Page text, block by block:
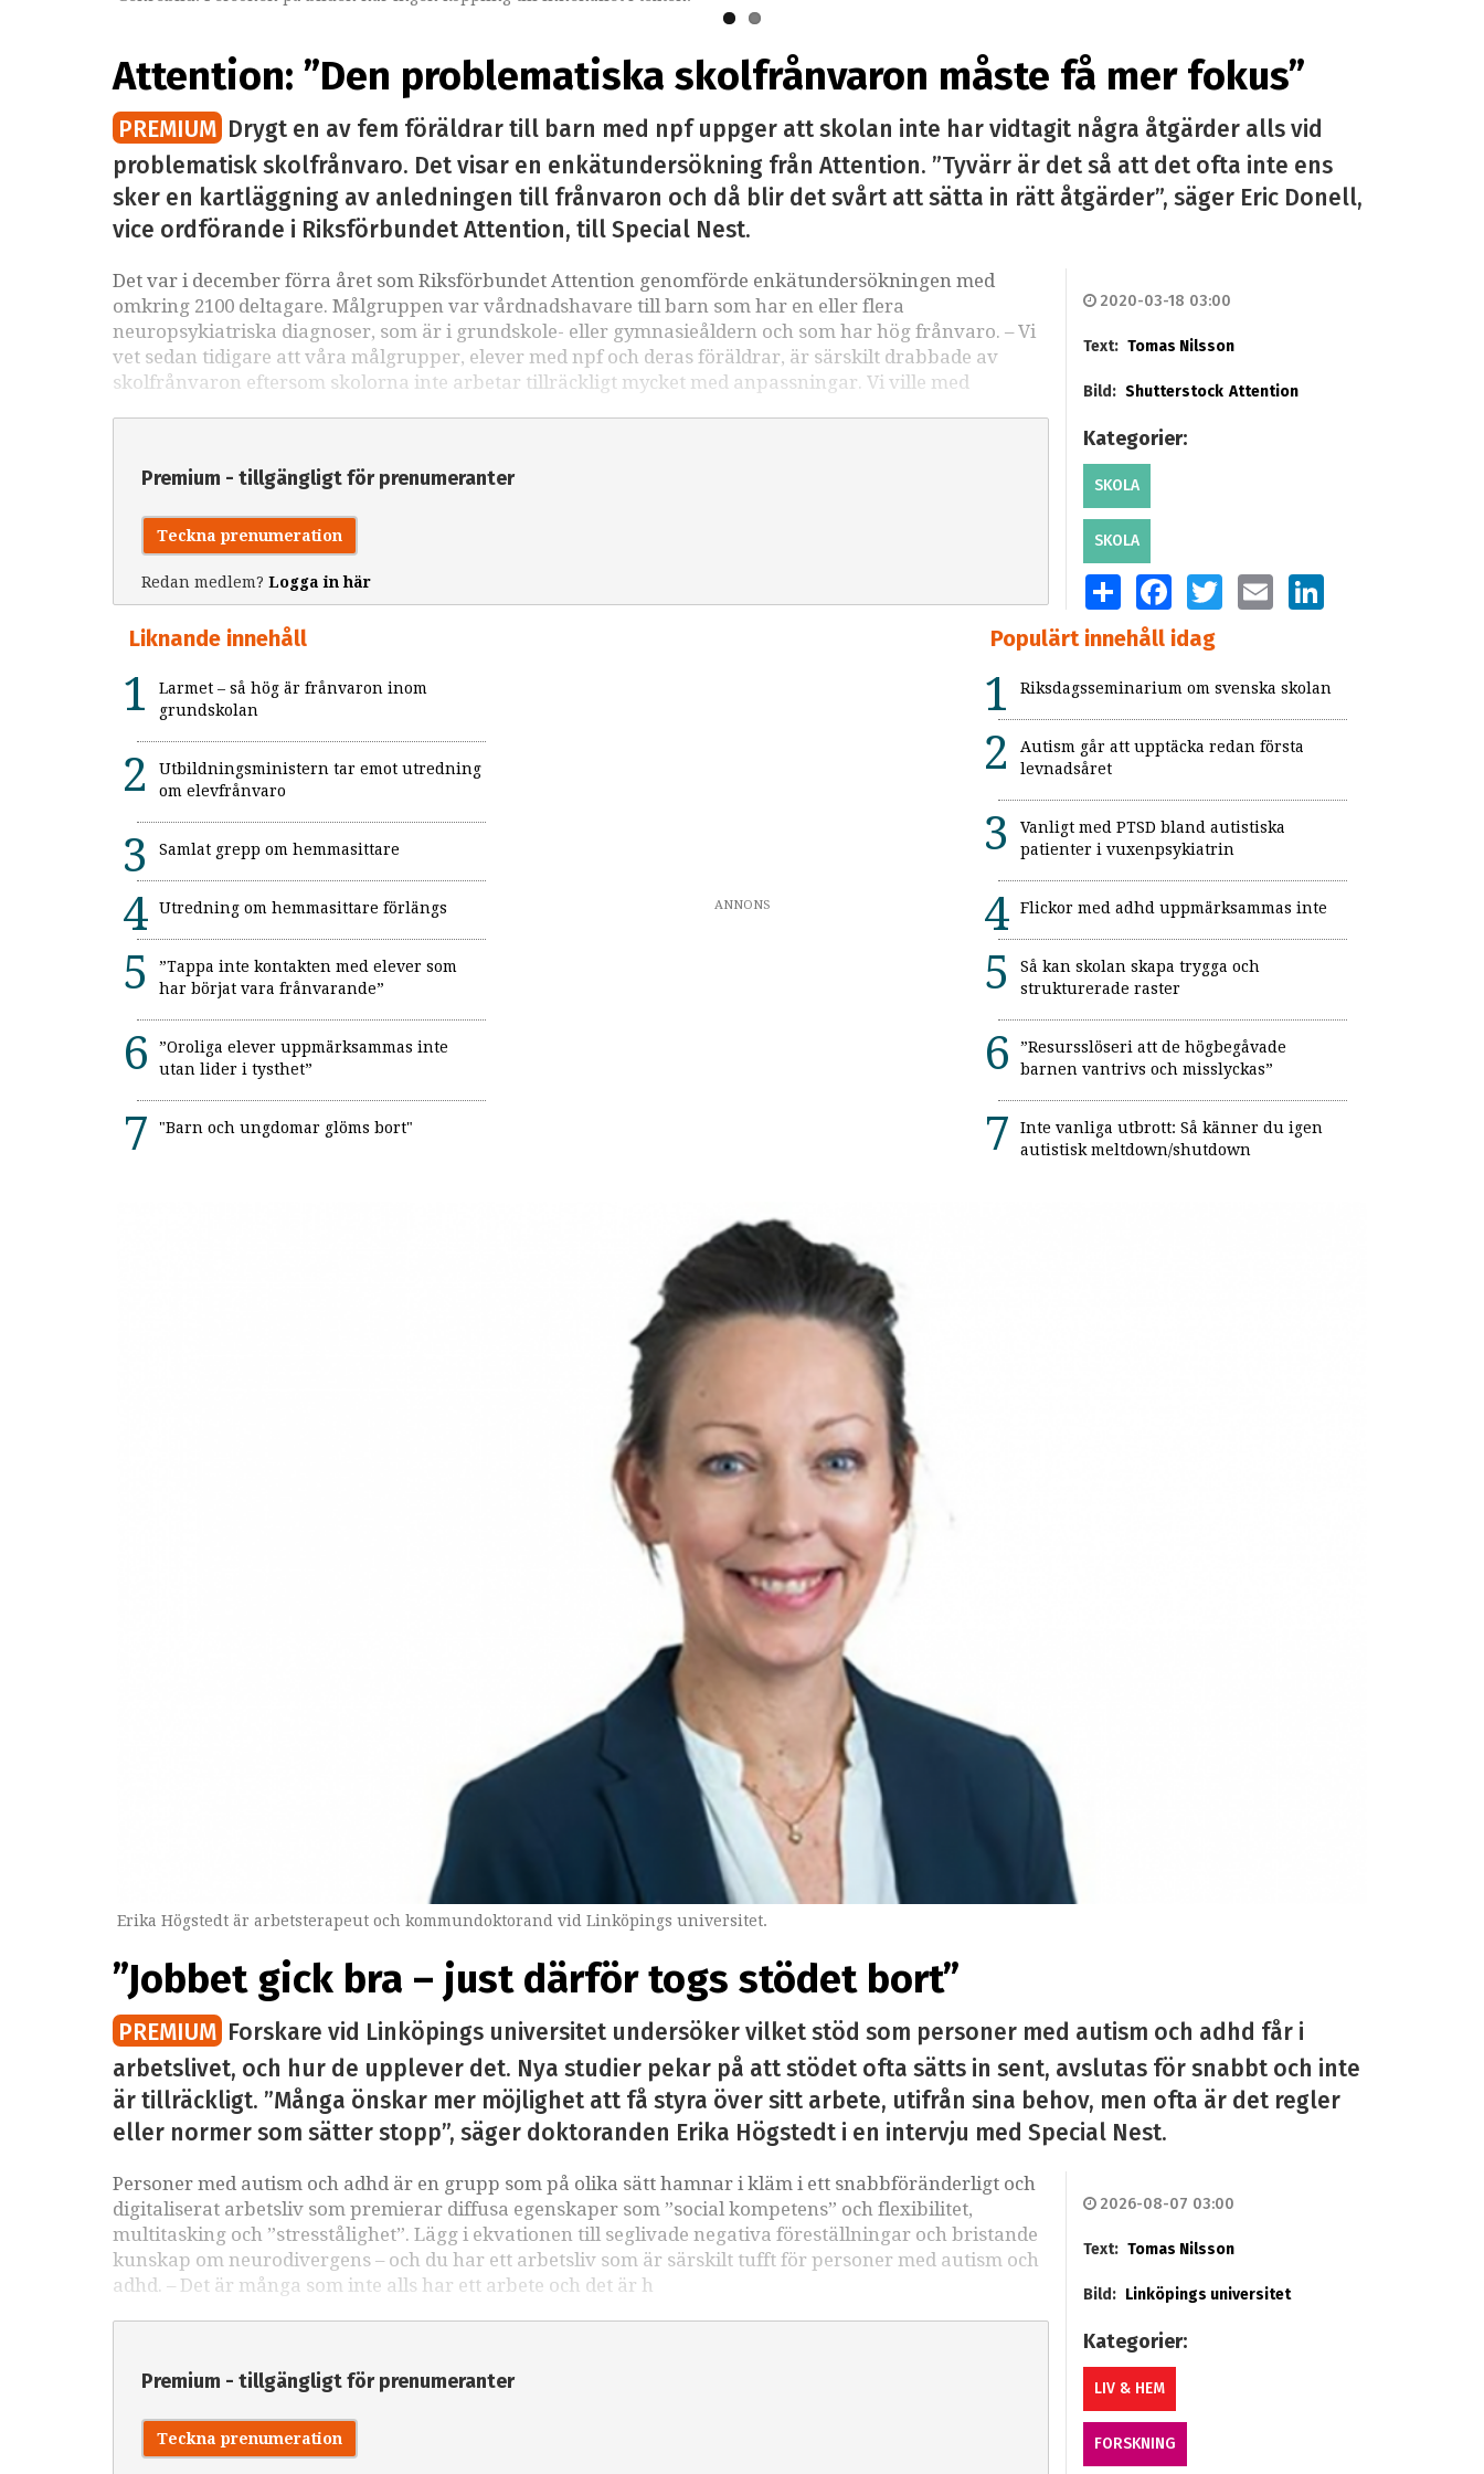
Attention: ”Den problematiska skolfrånvaron måste få mer fokus”
PREMIUM Drygt en av fem föräldrar till barn med npf uppger att skolan inte har vidtagit några åtgärder alls vid
problematisk skolfrånvaro. Det visar en enkätundersökning från Attention. ”Tyvärr är det så att det ofta inte ens
sker en kartläggning av anledningen till frånvaron och då blir det svårt att sätta in rätt åtgärder”, säger Eric Donell,
vice ordförande i Riksförbundet Attention, till Special Nest.
Det var i december förra året som Riksförbundet Attention genomförde enkätundersökningen med
omkring 2100 deltagare. Målgruppen var vårdnadshavare till barn som har en eller flera
neuropsykiatriska diagnoser, som är i grundskole- eller gymnasieåldern och som har hög frånvaro. – Vi
vet sedan tidigare att våra målgrupper, elever med npf och deras föräldrar, är särskilt drabbade av
skolfrånvaron eftersom skolorna inte arbetar tillräckligt mycket med anpassningar. Vi ville med
Premium - tillgängligt för prenumeranter
Teckna prenumeration
Redan medlem? Logga in här
2020-03-18 03:00
Text: Tomas Nilsson
Bild: Shutterstock Attention
Kategorier:
SKOLA
SKOLA
SHARE FACEBOOKTWITTEREMAIL LINKEDIN
Liknande innehåll
Larmet – så hög är frånvaron inom
grundskolan
Utbildningsministern tar emot utredning
om elevfrånvaro
Samlat grepp om hemmasittare
Utredning om hemmasittare förlängs
”Tappa inte kontakten med elever som
har börjat vara frånvarande”
”Oroliga elever uppmärksammas inte
utan lider i tysthet”
"Barn och ungdomar glöms bort"
ANNONS
Populärt innehåll idag
Riksdagsseminarium om svenska skolan
Autism går att upptäcka redan första
levnadsåret
Vanligt med PTSD bland autistiska
patienter i vuxenpsykiatrin
Flickor med adhd uppmärksammas inte
Så kan skolan skapa trygga och
strukturerade raster
”Resursslöseri att de högbegåvade
barnen vantrivs och misslyckas”
Inte vanliga utbrott: Så känner du igen
autistisk meltdown/shutdown
Erika Högstedt är arbetsterapeut och kommundoktorand vid Linköpings universitet.
”Jobbet gick bra – just därför togs stödet bort”
PREMIUM Forskare vid Linköpings universitet undersöker vilket stöd som personer med autism och adhd får i
arbetslivet, och hur de upplever det. Nya studier pekar på att stödet ofta sätts in sent, avslutas för snabbt och inte
är tillräckligt. ”Många önskar mer möjlighet att få styra över sitt arbete, utifrån sina behov, men ofta är det regler
eller normer som sätter stopp”, säger doktoranden Erika Högstedt i en intervju med Special Nest.
Personer med autism och adhd är en grupp som på olika sätt hamnar i kläm i ett snabbföränderligt och
digitaliserat arbetsliv som premierar diffusa egenskaper som ”social kompetens” och flexibilitet,
multitasking och ”stresstålighet”. Lägg i ekvationen till seglivade negativa föreställningar och bristande
kunskap om neurodivergens – och du har ett arbetsliv som är särskilt tufft för personer med autism och
adhd. – Det är många som inte alls har ett arbete och det är h
Premium - tillgängligt för prenumeranter
Teckna prenumeration
2026-08-07 03:00
Text: Tomas Nilsson
Bild: Linköpings universitet
Kategorier:
LIV & HEM
FORSKNING